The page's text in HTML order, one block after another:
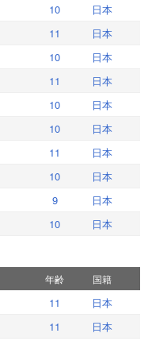
10
日本
11
日本
10
日本
11
日本
10
日本
10
日本
11
日本
10
日本
9
日本
10 日本
年齢 国籍
11
日本
11
日本